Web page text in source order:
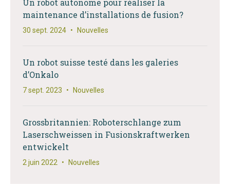
Un robot autonome pour réaliser la
maintenance d’installations de fusion?
30 sept. 2024 • Nouvelles
Un robot suisse testé dans les galeries
d’Onkalo
7 sept. 2023 • Nouvelles
Grossbritannien: Roboterschlange zum
Laserschweissen in Fusionskraftwerken
entwickelt
2 juin 2022 • Nouvelles